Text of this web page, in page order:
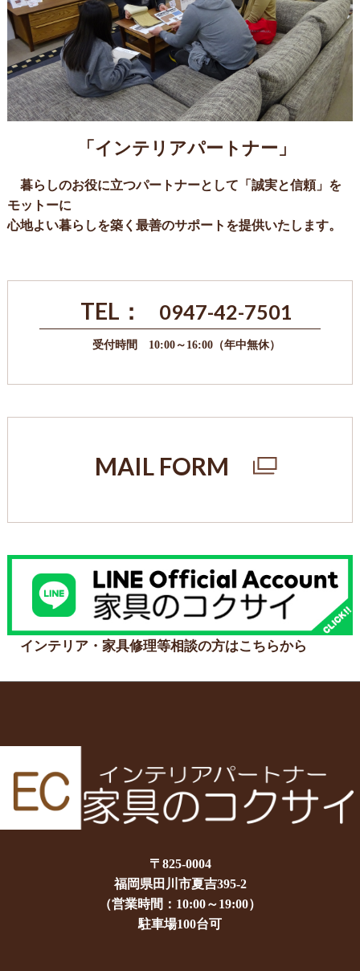
「インテリアパートナー」
暮らしのお役に立つパートナーとして「誠実と信頼」を
モットーに
心地よい暮らしを築く最善のサポートを提供いたします。
TEL： 0947-42-7501
受付時間 10:00～16:00（年中無休）
MAIL FORM
インテリア・家具修理等相談の方はこちらから
〒825-0004
福岡県田川市夏吉395-2
（営業時間：10:00～19:00）
駐車場100台可